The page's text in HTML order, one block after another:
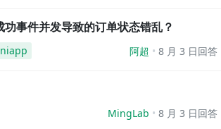
事件并发导致的订单状态错乱？
阿超 8 月 3 日回答
MingLab 8 月 3 日回答